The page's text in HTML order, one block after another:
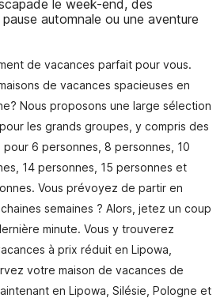
le week-end, des
automnale ou une aventure
de vacances parfait pour vous.
de vacances spacieuses en
Nous proposons une large sélection
les grands groupes, y compris des
6 personnes, 8 personnes, 10
14 personnes, 15 personnes et
Vous prévoyez de partir en
semaines ? Alors, jetez un coup
minute. Vous y trouverez
à prix réduit en Lipowa,
votre maison de vacances de
en Lipowa, Silésie, Pologne et